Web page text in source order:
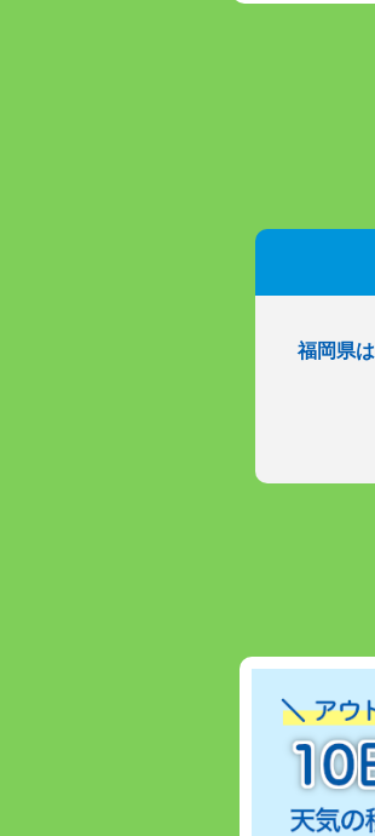
福岡県